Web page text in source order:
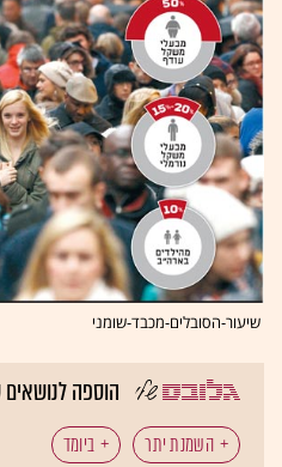
שיעור-הסובלים-מכבד-שומני
הוספה לנושאים
השמנת יתר
ביומד